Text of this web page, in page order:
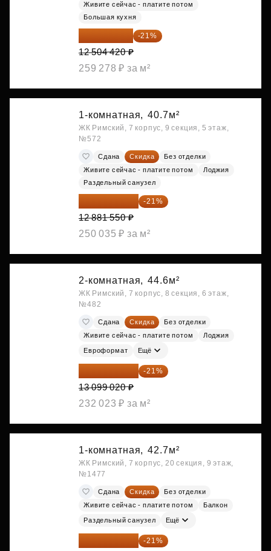
Живите сейчас - платите потом
Большая кухня
-21%
12 504 420 ₽
259 278 ₽ за м²
1-комнатная, 40.7м²
ЖК Римский, 7 корпус, 9 секция, 5 этаж,
№572
Сдана Скидка
Без отделки
Живите сейчас - платите потом
Лоджия
Раздельный санузел
10 176 425 ₽ -21%
12 881 550 ₽
250 035 ₽ за м²
2-комнатная, 44.6м²
ЖК Римский, 7 корпус, 8 секция, 6 этаж,
№482
Сдана Скидка
Без отделки
Живите сейчас - платите потом
Лоджия
Евроформат Ещё
10 348 226 ₽ -21%
13 099 020 ₽
232 023 ₽ за м²
1-комнатная, 42.7м²
ЖК Римский, 7 корпус, 20 секция, 9 этаж,
№1477
Сдана Скидка
Без отделки
Живите сейчас - платите потом
Балкон
Раздельный санузел Ещё
10 727 094 ₽ -21%